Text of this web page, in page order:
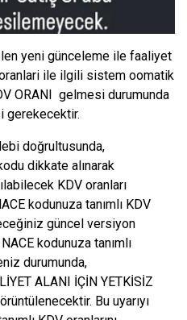
yeni günceleme ile faaliyet
oranlari ile ilgili sistem oomatik
ORANI gelmesi durumunda
gerekecektir.
doğrultusunda,
dikkate alınarak
KDV oranları
kodunuza tanımlı KDV
güncel versiyon
kodunuza tanımlı
durumunda,
ALANI İÇİN YETKİSİZ
Bu uyarıyı